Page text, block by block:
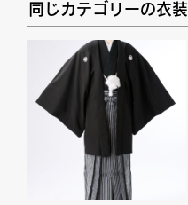
同じカテゴリーの衣装